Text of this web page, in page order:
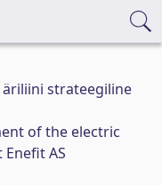
strateegiline
of the electric
AS